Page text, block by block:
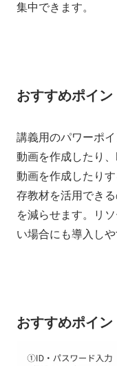
集中できます。
おすすめポイ
講義用のパワーポ
動画を作成したり
動画を作成したり
存教材を活用でき
を減らせます。リ
い場合にも導入しや
おすすめポイ